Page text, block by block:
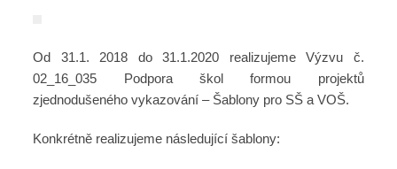
Od 31.1. 2018 do 31.1.2020 realizujeme Výzvu č.
02_16_035 Podpora škol formou projektů
zjednodušeného vykazování – Šablony pro SŠ a VOŠ.
Konkrétně realizujeme následující šablony: